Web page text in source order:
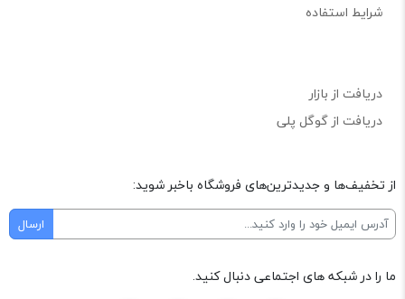
شرایط استفاده
دریافت از بازار
دریافت از گوگل پلی
از تخفیف‌ها و جدیدترین‌های فروشگاه باخبر شوید:
ما را در شبکه های اجتماعی دنبال کنید.